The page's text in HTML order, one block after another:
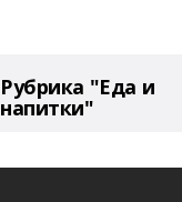
Рубрика "Еда и
напитки"